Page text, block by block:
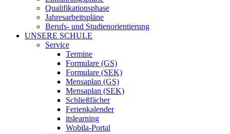
Qualifikationsphase
Jahresarbeitspläne
Berufs- und Studienorientierung
UNSERE SCHULE
Service
Termine
Formulare (GS)
Formulare (SEK)
Mensaplan (GS)
Mensaplan (SEK)
Schließfächer
Ferienkalender
itslearning
Wobila-Portal